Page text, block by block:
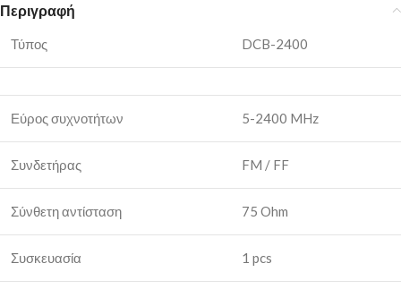
Περιγραφή
Τύπος DCB-2400
Εύρος συχνοτήτων 5-2400 MHz
Συνδετήρας FM / FF
Σύνθετη αντίσταση 75 Ohm
Συσκευασία 1 pcs